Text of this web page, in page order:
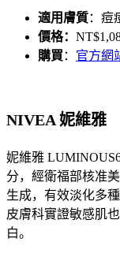
適用膚質：痘
價格：
購買 ： 官方網
NIVEA 妮維雅
妮維雅
分，經衛福部核准
生成，有效淡化多
皮膚科實證敏感肌
白。